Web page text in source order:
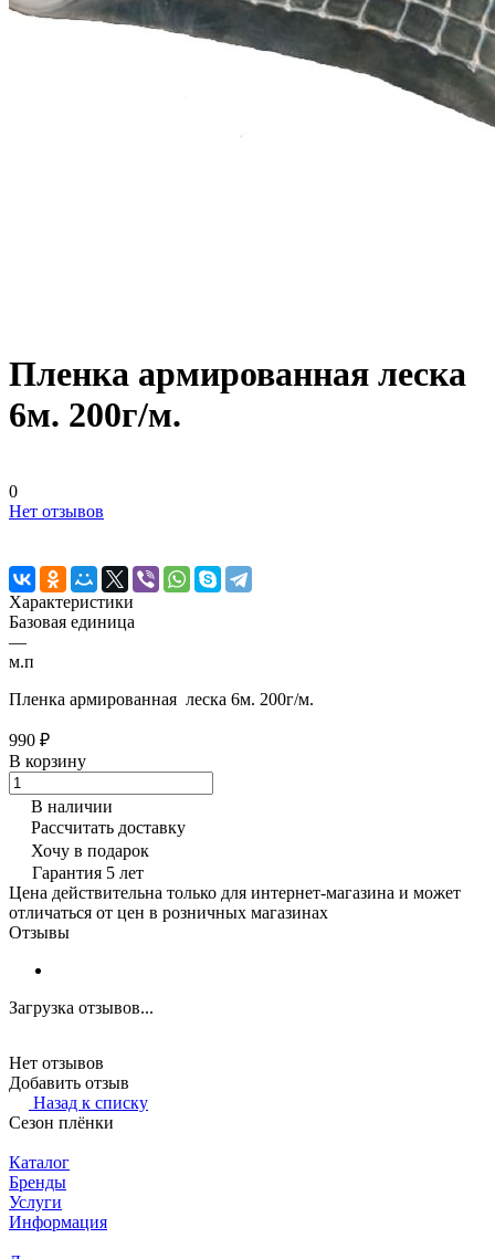
Пленка армированная леска
6м. 200г/м.
0
Нет отзывов
Характеристики
Базовая единица
—
м.п
Пленка армированная леска 6м. 200г/м.
990 ₽
В корзину
В наличии
Рассчитать доставку
Хочу в подарок
Гарантия 5 лет
Цена действительна только для интернет-магазина и может
отличаться от цен в розничных магазинах
Отзывы
Загрузка отзывов...
Нет отзывов
Добавить отзыв
Назад к списку
Сезон плёнки
Каталог
Бренды
Услуги
Информация